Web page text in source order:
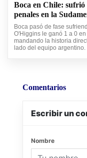
Boca en Chile:
penales en la
Boca pasó de fase
O'Higgins le ganó 1 a 0
mandando la historia
lado del equipo argentino.
Comentarios
Escribir un
Nombre